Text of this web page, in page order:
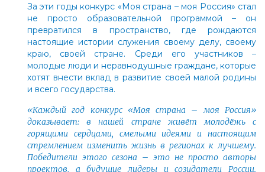
За эти годы конкурс «Моя страна – моя Россия» стал
не просто образовательной программой – он
превратился в пространство, где рождаются
настоящие истории служения своему делу, своему
краю, своей стране. Среди его участников –
молодые люди и неравнодушные граждане, которые
хотят внести вклад в развитие своей малой родины
и всего государства.
«Каждый год конкурс «Моя страна – моя Россия»
доказывает: в нашей стране живёт молодёжь с
горящими сердцами, смелыми идеями и настоящим
стремлением изменить жизнь в регионах к лучшему.
Победители этого сезона – это не просто авторы
проектов, а будущие лидеры и созидатели России.